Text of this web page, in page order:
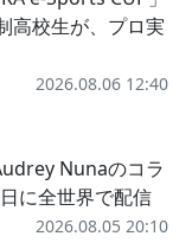
高校生が、プロ実
2026.08.06 12:40
Nunaのコラ
に全世界で配信
2026.08.05 20:10